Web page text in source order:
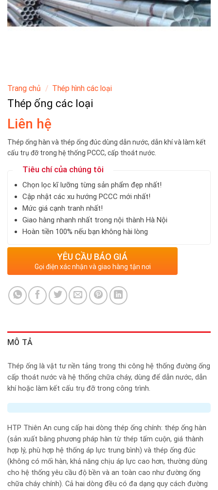
Trang chủ / Thép hình các loại
Thép ống các loại
Liên hệ
Thép ống hàn và thép ống đúc dùng dẫn nước, dẫn khí và làm kết
cấu trụ đỡ trong hệ thống PCCC, cấp thoát nước.
Tiêu chí của chúng tôi
Chọn lọc kĩ lưỡng từng sản phẩm đẹp nhất!
Cập nhật các xu hướng PCCC mới nhất!
Mức giá cạnh tranh nhất!
Giao hàng nhanh nhất trong nội thành Hà Nội
Hoàn tiền 100% nếu bạn không hài lòng
YÊU CẦU BÁO GIÁ
Gọi điện xác nhận và giao hàng tận nơi
MÔ TẢ
Thép ống là vật tư nền tảng trong thi công hệ thống đường ống
cấp thoát nước và hệ thống chữa cháy, dùng để dẫn nước, dẫn
khí hoặc làm kết cấu trụ đỡ trong công trình.
HTP Thiên An cung cấp hai dòng thép ống chính: thép ống hàn
(sản xuất bằng phương pháp hàn từ thép tấm cuộn, giá thành
hợp lý, phù hợp hệ thống áp lực trung bình) và thép ống đúc
(không có mối hàn, khả năng chịu áp lực cao hơn, thường dùng
cho hệ thống yêu cầu độ bền và an toàn cao như đường ống
chữa cháy chính). Cả hai dòng đều có đa dạng quy cách đường